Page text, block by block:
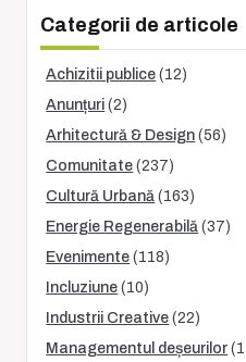
Categorii de articole
Achizitii publice (12)
Anunțuri (2)
Arhitectură & Design (56)
Comunitate (237)
Cultură Urbană (163)
Energie Regenerabilă (37)
Evenimente (118)
Incluziune (10)
Industrii Creative (22)
Managementul deșeurilor